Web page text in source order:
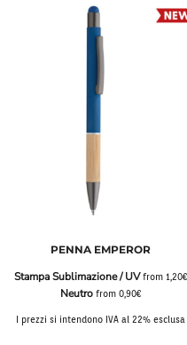
PENNA EMPEROR
Stampa Sublimazione / UVfrom 1,20€
Neutrofrom 0,90€
I prezzi si intendono IVA al 22% esclusa